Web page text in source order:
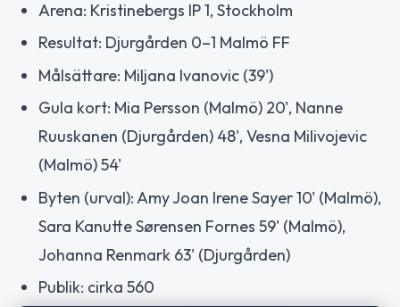
Arena: Kristinebergs IP 1, Stockholm
Resultat: Djurgården 0–1 Malmö FF
Målsättare: Miljana Ivanovic (39')
Gula kort: Mia Persson (Malmö) 20', Nanne
Ruuskanen (Djurgården) 48', Vesna Milivojevic
(Malmö) 54'
Byten (urval): Amy Joan Irene Sayer 10' (Malmö),
Sara Kanutte Sørensen Fornes 59' (Malmö),
Johanna Renmark 63' (Djurgården)
Publik: cirka 560